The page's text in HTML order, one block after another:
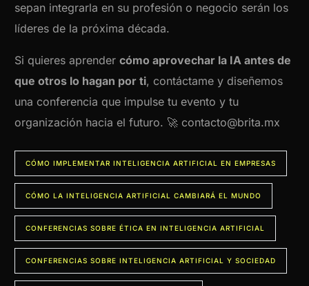
sepan integrarla en su profesión o negocio serán los
líderes de la próxima década.
Si quieres aprendercómo aprovechar la IA antes de
que otros lo hagan por ti, contáctame y diseñemos
una conferencia que impulse tu evento y tu
organización hacia el futuro. 🚀 contacto@brita.mx
CÓMO IMPLEMENTAR INTELIGENCIA ARTIFICIAL EN EMPRESAS
CÓMO LA INTELIGENCIA ARTIFICIAL CAMBIARÁ EL MUNDO
CONFERENCIAS SOBRE ÉTICA EN INTELIGENCIA ARTIFICIAL
CONFERENCIAS SOBRE INTELIGENCIA ARTIFICIAL Y SOCIEDAD